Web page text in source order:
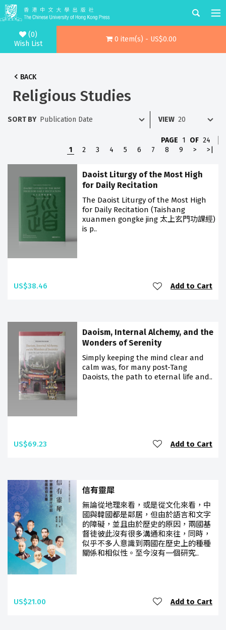
(0)
Wish List
0 item(s) - US$0.00
BACK
Religious Studies
SORT BY VIEW
PAGE 1 OF 24
1
2 3 4 5 6 7 8 9 > >|
Daoist Liturgy of the Most High
for Daily Recitation
The Daoist Liturgy of the Most High
for Daily Recitation (Taishang
xuanmen gongke jing 太上玄門功課經)
is p..
US$38.46 Add to Cart
Daoism, Internal Alchemy, and the
Wonders of Serenity
Simply keeping the mind clear and
calm was, for many post-Tang
Daoists, the path to eternal life and..
US$69.23 Add to Cart
信有靈犀
無論從地理來看，或是從文化來看，中
國與韓國都是鄰居，但由於語言和文字
的障礙，並且由於歷史的原因，兩國基
督徒彼此沒有很多溝通和來往，同時，
似乎不多人意識到兩國在歷史上的種種
關係和相似性。至今沒有一個研究..
US$21.00 Add to Cart